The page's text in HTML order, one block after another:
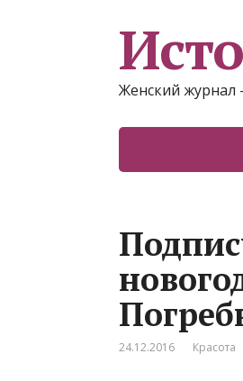
Женский журнал
24.12.2016 Красота